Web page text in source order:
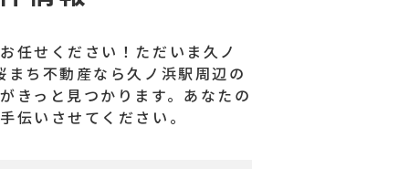
任せください！ただいま久ノ
ち不動産なら久ノ浜駅周辺の
きっと見つかります。あなたの
伝いさせてください。